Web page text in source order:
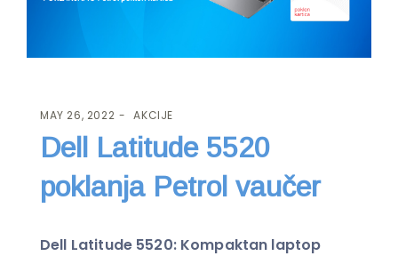
MAY 26, 2022 AKCIJE
Dell Latitude 5520
poklanja Petrol vaučer
Dell Latitude 5520: Kompaktan laptop